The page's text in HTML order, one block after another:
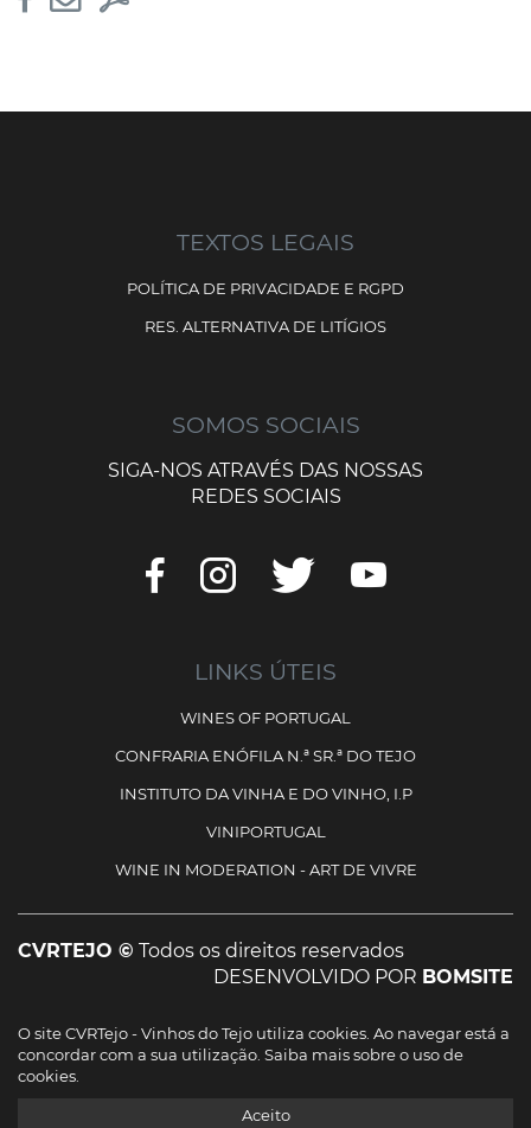
TEXTOS LEGAIS
POLÍTICA DE PRIVACIDADE E RGPD
RES. ALTERNATIVA DE LITÍGIOS
SOMOS SOCIAIS
SIGA-NOS ATRAVÉS DAS NOSSAS
REDES SOCIAIS
LINKS ÚTEIS
WINES OF PORTUGAL
CONFRARIA ENÓFILA N.ª SR.ª DO TEJO
INSTITUTO DA VINHA E DO VINHO, I.P
VINIPORTUGAL
WINE IN MODERATION - ART DE VIVRE
CVRTEJO © Todos os direitos reservados
DESENVOLVIDO POR BOMSITE
Cofinanciado por:
Ficha do projecto
O site CVRTejo - Vinhos do Tejo utiliza cookies. Ao navegar está a
concordar com a sua utilização. Saiba mais sobre o uso de
cookies.